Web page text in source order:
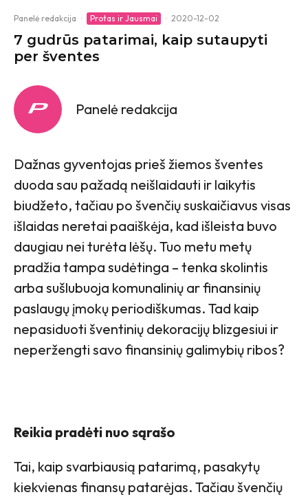
Panelė redakcija · Protas ir Jausmai · 2020-12-02
7 gudrūs patarimai, kaip sutaupyti
per šventes
Panelė redakcija
Dažnas gyventojas prieš žiemos šventes
duoda sau pažadą neišlaidauti ir laikytis
biudžeto, tačiau po švenčių suskaičiavus visas
išlaidas neretai paaiškėja, kad išleista buvo
daugiau nei turėta lėšų. Tuo metu metų
pradžia tampa sudėtinga – tenka skolintis
arba sušlubuoja komunalinių ar finansinių
paslaugų įmokų periodiškumas. Tad kaip
nepasiduoti šventinių dekoracijų blizgesiui ir
neperžengti savo finansinių galimybių ribos?
Reikia pradėti nuo sąrašo
Tai, kaip svarbiausią patarimą, pasakytų
kiekvienas finansų patarėjas. Tačiau švenčių